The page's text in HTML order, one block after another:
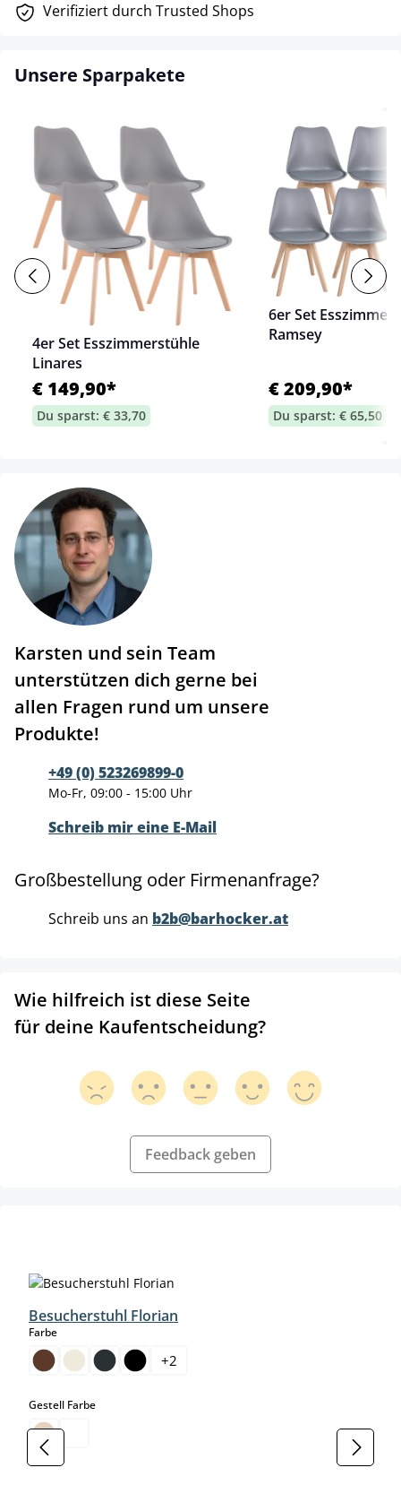
Verifiziert durch Trusted Shops
Unsere Sparpakete
4er Set Esszimmerstühle
Linares
€ 149,90*
Du sparst: € 33,70
6er Set
Ramsey
€ 209,90*
Du sparst: € 65,50
Karsten und sein Team
unterstützen dich gerne bei
allen Fragen rund um unsere
Produkte!
+49 (0) 523269899-0
Mo-Fr, 09:00 - 15:00 Uhr
Schreib mir eine E-Mail
Großbestellung oder Firmenanfrage?
Schreib uns an b2b@barhocker.at
Wie hilfreich ist diese Seite
für deine Kaufentscheidung?
Feedback geben
Besucherstuhl Florian
Farbeauswählen
+2
Gestell Farbeauswählen